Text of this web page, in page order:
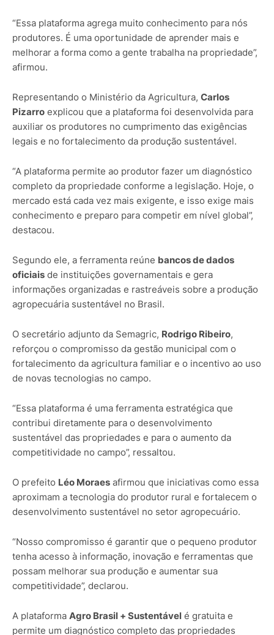
“Essa plataforma agrega muito conhecimento para nós
produtores. É uma oportunidade de aprender mais e
melhorar a forma como a gente trabalha na propriedade”,
afirmou.
Representando o Ministério da Agricultura, Carlos
Pizarro explicou que a plataforma foi desenvolvida para
auxiliar os produtores no cumprimento das exigências
legais e no fortalecimento da produção sustentável.
“A plataforma permite ao produtor fazer um diagnóstico
completo da propriedade conforme a legislação. Hoje, o
mercado está cada vez mais exigente, e isso exige mais
conhecimento e preparo para competir em nível global”,
destacou.
Segundo ele, a ferramenta reúne bancos de dados
oficiais de instituições governamentais e gera
informações organizadas e rastreáveis sobre a produção
agropecuária sustentável no Brasil.
O secretário adjunto da Semagric, Rodrigo Ribeiro,
reforçou o compromisso da gestão municipal com o
fortalecimento da agricultura familiar e o incentivo ao uso
de novas tecnologias no campo.
“Essa plataforma é uma ferramenta estratégica que
contribui diretamente para o desenvolvimento
sustentável das propriedades e para o aumento da
competitividade no campo”, ressaltou.
O prefeito Léo Moraes afirmou que iniciativas como essa
aproximam a tecnologia do produtor rural e fortalecem o
desenvolvimento sustentável no setor agropecuário.
“Nosso compromisso é garantir que o pequeno produtor
tenha acesso à informação, inovação e ferramentas que
possam melhorar sua produção e aumentar sua
competitividade”, declarou.
A plataforma Agro Brasil + Sustentável é gratuita e
permite um diagnóstico completo das propriedades